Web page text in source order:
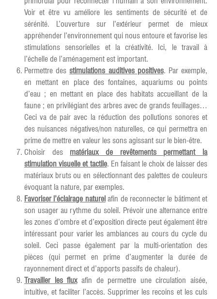
Voir et être vu améliore les sentiments de sécurité et de
sérénité. L’ouverture sur l’extérieur permet de mieux
appréhender l’environnement qui nous entoure et favorise les
stimulations sensorielles et la créativité. Ici, le travail à
l’échelle de l’aménagement est important.
Permettre desstimulations auditives positives. Par exemple,
en mettant en place des fontaines, aquariums ou points
d’eau ; en mettant en place des habitats accueillant de la
faune ; en privilégiant des arbres avec de grands feuillages…
Ceci va de pair avec la réduction des pollutions sonores et
des nuisances négatives/non naturelles, ce qui permettra en
prime de mettre en valeur les sons agissant sur le bien-être.
Choisir des matériaux de revêtements permettant la
stimulation visuelle et tactile. En faisant le choix de laisser des
matériaux bruts ou en sélectionnant des palettes de couleurs
évoquant la nature, par exemples.
Favoriser l’éclairage naturelafin de reconnecter le bâtiment et
son usager au rythme du soleil. Prévoir une alternance entre
les zones d’ombre et d’exposition directe peut également être
intéressant pour varier les ambiances au cours du cycle du
soleil. Ceci passe également par la multi-orientation des
pièces (qui permet en prime d’augmenter la durée de
rayonnement direct et d’apports passifs de chaleur).
Travailler les fluxafin de permettre une circulation aisée,
intuitive, et faciliter l’accès. Supprimer les recoins et les culs